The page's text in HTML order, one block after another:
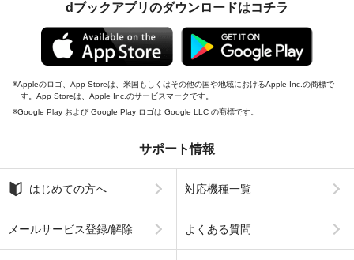
dブックアプリのダウンロードはコチラ
Appleのロゴ、App Storeは、米国もしくはその他の国や地域におけるApple Inc.の商標で
す。App Storeは、Apple Inc.のサービスマークです。
Google Play および Google Play ロゴは Google LLC の商標です。
サポート情報
はじめての方へ 対応機種一覧
メールサービス登録/解除 よくある質問